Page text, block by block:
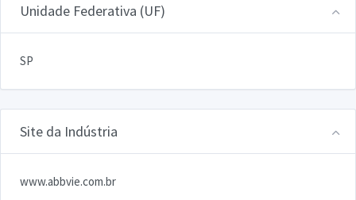
Unidade Federativa (UF)
SP
Site da Indústria
www.abbvie.com.br